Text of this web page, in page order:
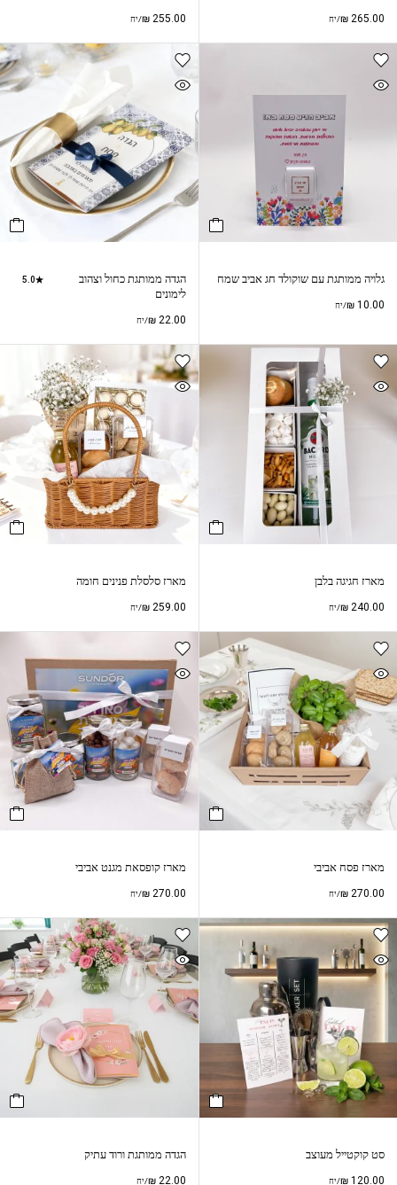
₪ 265.00 /יח ₪255.00 /יח
גלויה ממותגת עם שוקולד חג אביב שמח
₪ 10.00 /יח
הגדה ממותגת כחול וצהוב
לימונים
5.0
₪22.00 /יח
מארז חגיגה בלבן
₪ 240.00 /יח
מארז סלסלת פנינים חומה
₪259.00 /יח
מארז פסח אביבי
₪ 270.00 /יח
מארז קופסאת מגנט אביבי
₪270.00 /יח
סט קוקטייל מעוצב
₪ 120.00 /יח
הגדה ממותגת ורוד עתיק
₪22.00 /יח